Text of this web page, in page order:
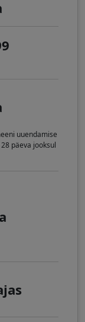
uuendamise
päeva jooksul